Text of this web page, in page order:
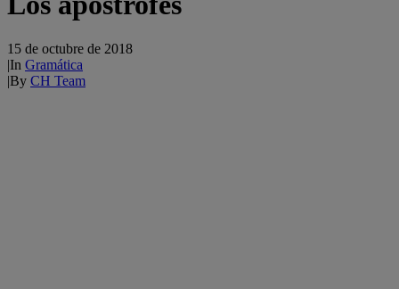
15 de octubre de 2018
|In Gramática
|By CH Team